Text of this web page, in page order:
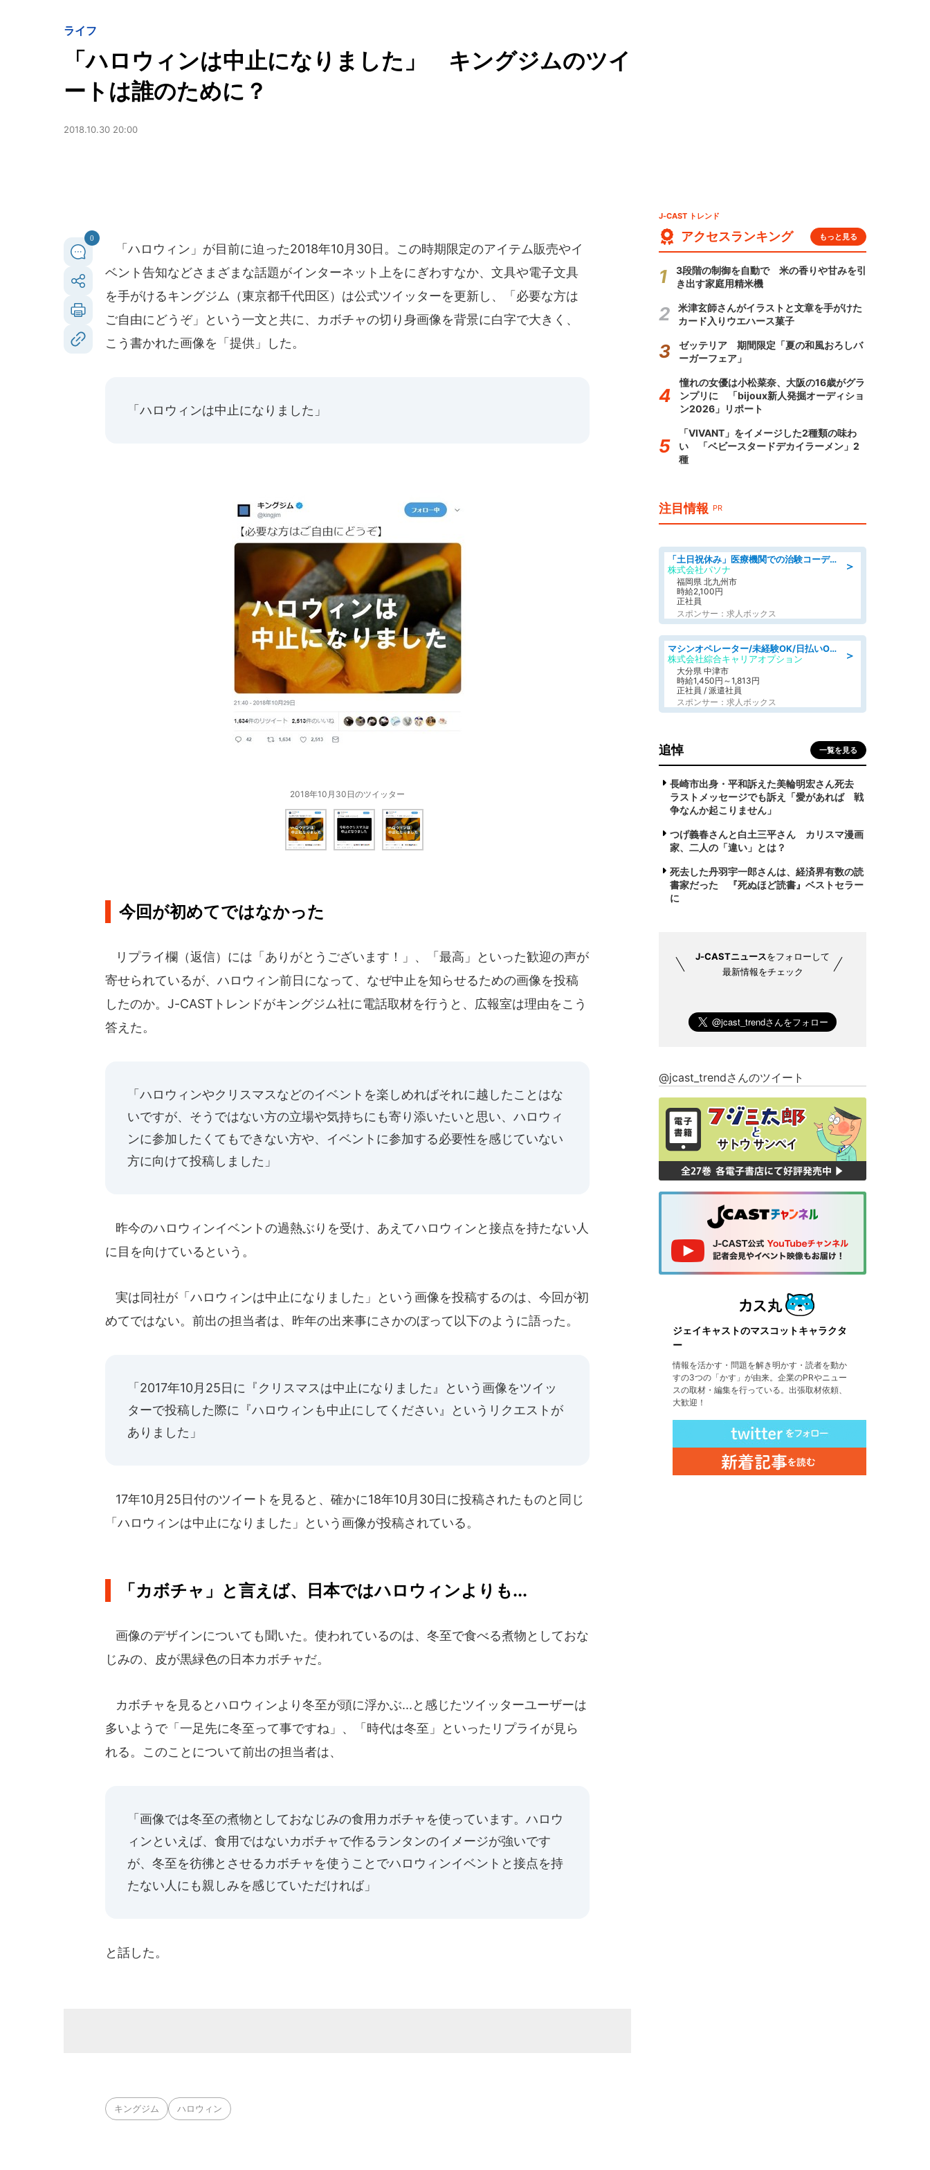
ライフ
「ハロウィンは中止になりました」 キングジムのツイ
ートは誰のために？
2018.10.30 20:00
0
「ハロウィン」が目前に迫った2018年10月30日。この時期限定のアイテム販売やイ
ベント告知などさまざまな話題がインターネット上をにぎわすなか、文具や電子文具
を手がけるキングジム（東京都千代田区）は公式ツイッターを更新し、「必要な方は
ご自由にどうぞ」という一文と共に、カボチャの切り身画像を背景に白字で大きく、
こう書かれた画像を「提供」した。
「ハロウィンは中止になりました」
2018年10月30日のツイッター
今回が初めてではなかった
リプライ欄（返信）には「ありがとうございます！」、「最高」といった歓迎の声が
寄せられているが、ハロウィン前日になって、なぜ中止を知らせるための画像を投稿
したのか。J-CASTトレンドがキングジム社に電話取材を行うと、広報室は理由をこう
答えた。
「ハロウィンやクリスマスなどのイベントを楽しめればそれに越したことはな
いですが、そうではない方の立場や気持ちにも寄り添いたいと思い、ハロウィ
ンに参加したくてもできない方や、イベントに参加する必要性を感じていない
方に向けて投稿しました」
昨今のハロウィンイベントの過熱ぶりを受け、あえてハロウィンと接点を持たない人
に目を向けているという。
実は同社が「ハロウィンは中止になりました」という画像を投稿するのは、今回が初
めてではない。前出の担当者は、昨年の出来事にさかのぼって以下のように語った。
「2017年10月25日に『クリスマスは中止になりました』という画像をツイッ
ターで投稿した際に『ハロウィンも中止にしてください』というリクエストが
ありました」
17年10月25日付のツイートを見ると、確かに18年10月30日に投稿されたものと同じ
「ハロウィンは中止になりました」という画像が投稿されている。
「カボチャ」と言えば、日本ではハロウィンよりも...
画像のデザインについても聞いた。使われているのは、冬至で食べる煮物としておな
じみの、皮が黒緑色の日本カボチャだ。
カボチャを見るとハロウィンより冬至が頭に浮かぶ...と感じたツイッターユーザーは
多いようで「一足先に冬至って事ですね」、「時代は冬至」といったリプライが見ら
れる。このことについて前出の担当者は、
「画像では冬至の煮物としておなじみの食用カボチャを使っています。ハロウ
ィンといえば、食用ではないカボチャで作るランタンのイメージが強いです
が、冬至を彷彿とさせるカボチャを使うことでハロウィンイベントと接点を持
たない人にも親しみを感じていただければ」
と話した。
キングジム ハロウィン
J-CAST トレンド
アクセスランキング もっと見る
3段階の制御を自動で 米の香りや甘みを引
き出す家庭用精米機
米津玄師さんがイラストと文章を手がけた
カード入りウエハース菓子
ゼッテリア 期間限定「夏の和風おろしバ
ーガーフェア」
憧れの女優は小松菜奈、大阪の16歳がグラ
ンプリに 「bijoux新人発掘オーディショ
ン2026」リポート
「VIVANT」をイメージした2種類の味わ
い 「ベビースタードデカイラーメン」2
種
注目情報 PR
＞
「土日祝休み」医療機関での治験コーディネーターのお仕事/看護師
株式会社パソナ
福岡県 北九州市
時給2,100円
正社員
スポンサー：求人ボックス
＞
マシンオペレーター/未経験OK/日払いOK/寮費無料/交替制/20・30・40代活躍中
株式会社綜合キャリアオプション
大分県 中津市
時給1,450円～1,813円
正社員 / 派遣社員
スポンサー：求人ボックス
追悼 一覧を見る
長崎市出身・平和訴えた美輪明宏さん死去
ラストメッセージでも訴え「愛があれば 戦
争なんか起こりません」
つげ義春さんと白土三平さん カリスマ漫画
家、二人の「違い」とは？
死去した丹羽宇一郎さんは、経済界有数の読
書家だった 『死ぬほど読書』ベストセラー
に
J-CASTニュースをフォローして
最新情報をチェック
@jcast_trendさんのツイート
ジェイキャストのマスコットキャラクタ
ー
情報を活かす・問題を解き明かす・読者を動か
すの3つの「かす」が由来。企業のPRやニュー
スの取材・編集を行っている。出張取材依頼、
大歓迎！